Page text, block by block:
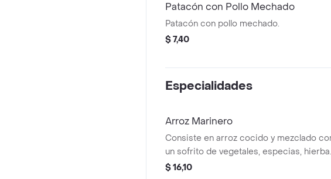
Patacón con Pollo Mechado
Patacón con pollo mechado.
$ 7,40
Especialidades
Arroz Marinero
Consiste en arroz cocido y mezclado
un sofrito de vegetales, especias,
aromáticas y una abundante variedad de
$ 16,10